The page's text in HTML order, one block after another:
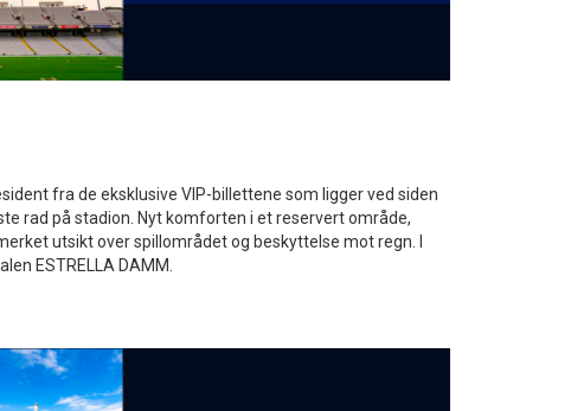
fra de eksklusive VIP-billettene som ligger ved siden
rad på stadion. Nyt komforten i et reservert område,
utsikt over spillområdet og beskyttelse mot regn. I
ESTRELLA DAMM.